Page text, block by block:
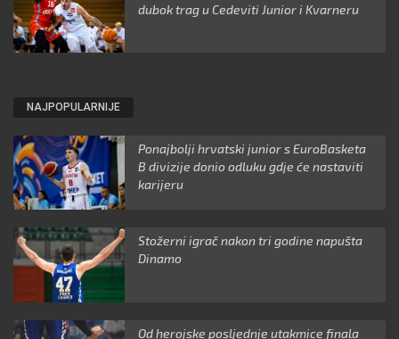
dubok trag u Cedeviti Junior i Kvarneru
NAJPOPULARNIJE
Ponajbolji hrvatski junior s EuroBasketa
B divizije donio odluku gdje će nastaviti
karijeru
Stožerni igrač nakon tri godine napušta
Dinamo
Od herojske posljednje utakmice finala